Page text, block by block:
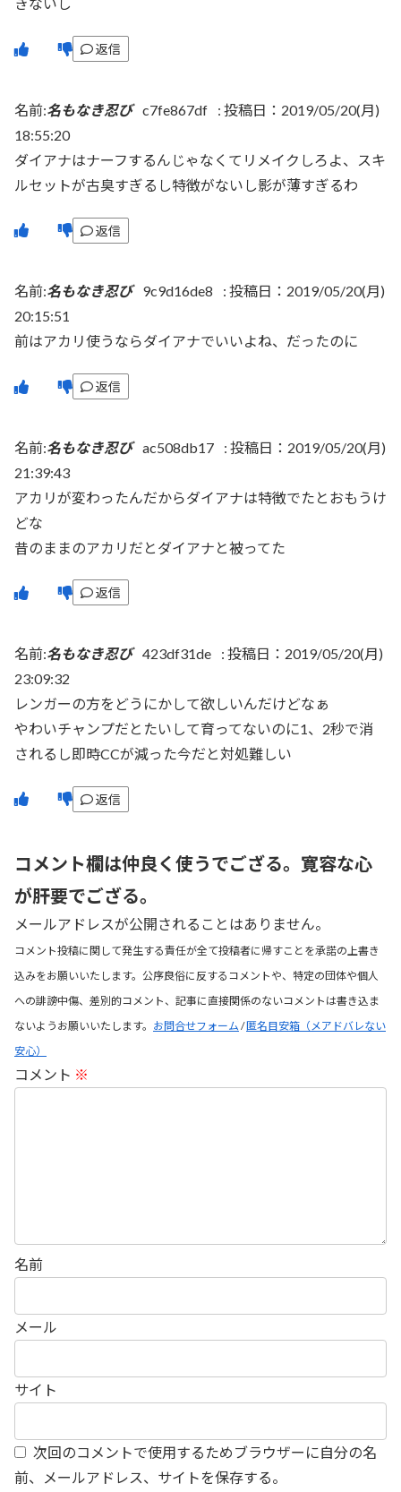
きないし
返信
名前:名もなき忍び c7fe867df : 投稿日：2019/05/20(月)
18:55:20
ダイアナはナーフするんじゃなくてリメイクしろよ、スキ
ルセットが古臭すぎるし特徴がないし影が薄すぎるわ
返信
名前:名もなき忍び 9c9d16de8 : 投稿日：2019/05/20(月)
20:15:51
前はアカリ使うならダイアナでいいよね、だったのに
返信
名前:名もなき忍び ac508db17 : 投稿日：2019/05/20(月)
21:39:43
アカリが変わったんだからダイアナは特徴でたとおもうけ
どな
昔のままのアカリだとダイアナと被ってた
返信
名前:名もなき忍び 423df31de : 投稿日：2019/05/20(月)
23:09:32
レンガーの方をどうにかして欲しいんだけどなぁ
やわいチャンプだとたいして育ってないのに1、2秒で消
されるし即時CCが減った今だと対処難しい
返信
コメント欄は仲良く使うでござる。寛容な心
が肝要でござる。
メールアドレスが公開されることはありません。
コメント投稿に関して発生する責任が全て投稿者に帰すことを承諾の上書き
込みをお願いいたします。公序良俗に反するコメントや、特定の団体や個人
への誹謗中傷、差別的コメント、記事に直接関係のないコメントは書き込ま
ないようお願いいたします。 お問合せフォーム /匿名目安箱（メアドバレない
安心）
コメント ※
名前
メール
サイト
次回のコメントで使用するためブラウザーに自分の名
前、メールアドレス、サイトを保存する。